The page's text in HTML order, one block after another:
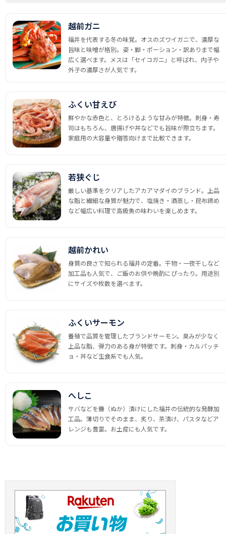
越前ガニ
福井を代表する冬の味覚。オスのズワイガニで、濃厚な
旨味と味噌が格別。姿・脚・ポーション・訳ありまで幅
広く選べます。メスは「セイコガニ」と呼ばれ、内子や
外子の濃厚さが人気です。
ふくい甘えび
鮮やかな赤色と、とろけるような甘みが特徴。刺身・寿
司はもちろん、唐揚げや丼などでも旨味が際立ちます。
家庭用の大容量や贈答向けまで比較できます。
若狭ぐじ
厳しい基準をクリアしたアカアマダイのブランド。上品
な脂と繊細な身質が魅力で、塩焼き・酒蒸し・昆布締め
など幅広い料理で高級魚の味わいを楽しめます。
越前かれい
身質の良さで知られる福井の定番。干物・一夜干しなど
加工品も人気で、ご飯のお供や晩酌にぴったり。用途別
にサイズや枚数を選べます。
ふくいサーモン
養殖で品質を管理したブランドサーモン。臭みが少なく
上品な脂、弾力のある身が特徴です。刺身・カルパッチ
ョ・丼など生食系でも人気。
へしこ
サバなどを糠（ぬか）漬けにした福井の伝統的な発酵加
工品。薄切りでそのまま、炙り、茶漬け、パスタなどア
レンジも豊富。お土産にも人気です。